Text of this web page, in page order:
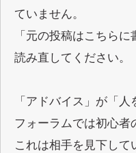
ていません。
「元の投稿はこちら
読み直してください。
「アドバイス」が「
フォーラムでは初心
これは相手を見下して